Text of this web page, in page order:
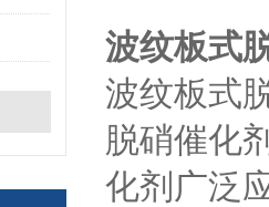
波纹板式
波纹板式
脱硝催化
化剂广泛